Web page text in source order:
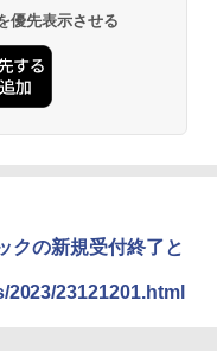
優先表示させる
クの新規受付終了と
23121201.html